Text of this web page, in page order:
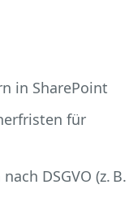
in SharePoint
für
DSGVO (z. B.